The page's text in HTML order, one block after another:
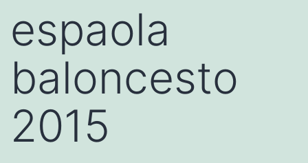
espaola
baloncesto
2015